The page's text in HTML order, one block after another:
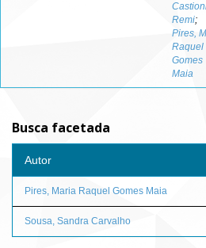
Remi;
Pires,
Raquel
Gomes
Maia
Busca facetada
Autor
Pires, Maria Raquel Gomes Maia
Sousa, Sandra Carvalho